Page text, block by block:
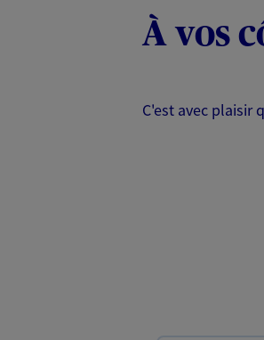
À vos
C'est avec plaisir